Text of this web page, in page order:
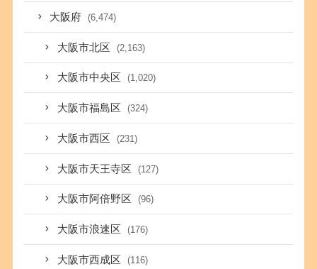
大阪府 (6,474)
大阪市北区 (2,163)
大阪市中央区 (1,020)
大阪市福島区 (324)
大阪市西区 (231)
大阪市天王寺区 (127)
大阪市阿倍野区 (96)
大阪市浪速区 (176)
大阪市西成区 (116)